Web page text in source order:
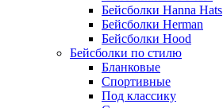
Бейсболки Hanna Hats
Бейсболки Herman
Бейсболки Hood
Бейсболки по стилю
Бланковые
Спортивные
Под классику